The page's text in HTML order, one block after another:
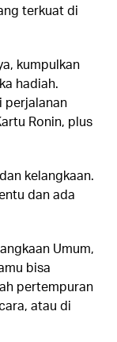
terkuat di
kumpulkan
hadiah.
perjalanan
Ronin, plus
kelangkaan.
dan ada
Umum,
bisa
pertempuran
atau di